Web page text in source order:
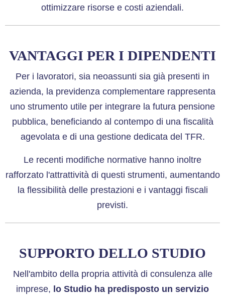
ottimizzare risorse e costi aziendali.
VANTAGGI PER I DIPENDENTI
Per i lavoratori, sia neoassunti sia già presenti in
azienda, la previdenza complementare rappresenta
uno strumento utile per integrare la futura pensione
pubblica, beneficiando al contempo di una fiscalità
agevolata e di una gestione dedicata del TFR.
Le recenti modifiche normative hanno inoltre
rafforzato l'attrattività di questi strumenti, aumentando
la flessibilità delle prestazioni e i vantaggi fiscali
previsti.
SUPPORTO DELLO STUDIO
Nell'ambito della propria attività di consulenza alle
imprese, lo Studio ha predisposto un servizio